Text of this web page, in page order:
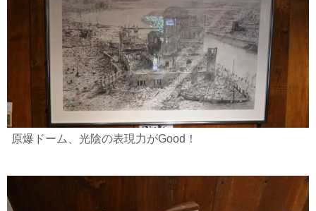
原爆ドーム、光陰の表現力がGood！